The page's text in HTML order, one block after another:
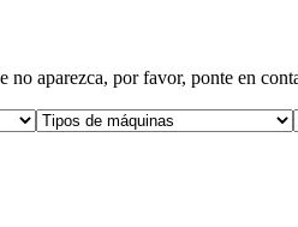
aparezca, por favor, ponte en